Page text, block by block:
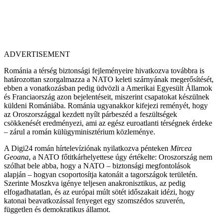
ADVERTISEMENT
Románia a térség biztonsági fejleményeire hivatkozva továbbra is
határozottan szorgalmazza a NATO keleti szárnyának megerősítését,
ebben a vonatkozásban pedig üdvözli a Amerikai Egyesült Államok
és Franciaország azon bejelentéseit, miszerint csapatokat készülnek
küldeni Romániába. Románia ugyanakkor kifejezi reményét, hogy
az Oroszországgal kezdett nyílt párbeszéd a feszültségek
csökkenését eredményezi, ami az egész euroatlanti térségnek érdeke
– zárul a román külügyminisztérium közleménye.
A Digi24 román hírtelevíziónak nyilatkozva pénteken Mircea
Geoana, a NATO főtitkárhelyettese úgy értékelte: Oroszország nem
szólhat bele abba, hogy a NATO – biztonsági megfontolások
alapján – hogyan csoportosítja katonáit a tagországok területén.
Szerinte Moszkva igénye teljesen anakronisztikus, az pedig
elfogadhatatlan, és az európai múlt sötét időszakait idézi, hogy
katonai beavatkozással fenyeget egy szomszédos szuverén,
független és demokratikus államot.